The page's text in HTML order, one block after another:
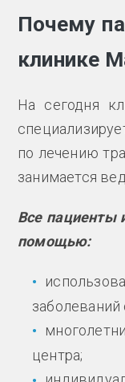
Почему
клинике
На сегодня
по лечению
занимается
Все пациенты
помощью:
заболеваний
центра;